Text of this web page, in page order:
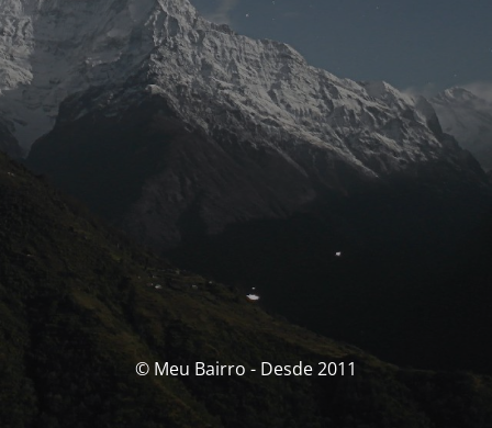
© Meu Bairro - Desde 2011